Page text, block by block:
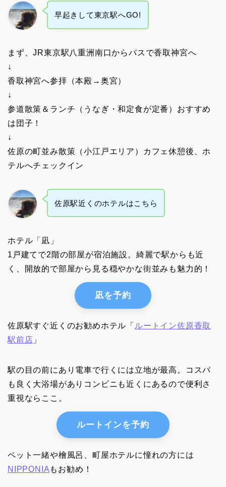
早起きして東京駅へGO!
まず、JR東京駅八重洲南口からバスで香取神宮へ
↓
香取神宮へ参拝（本殿→奥宮）
↓
参道散策＆ランチ（うなぎ・和定食が定番）おすすめ
は団子！
↓
佐原の町並み散策（小江戸エリア）カフェ休憩後、ホ
テルへチェックイン
佐原駅近くのホテルはこちら
ホテル「凪」
1戸建てで2階の部屋が宿泊施設。綺麗で駅からも近
く、開放的で部屋から見る穏やかな街並みも魅力的！
凪を予約
佐原駅すぐ近くのお勧めホテル「 ルートイン佐原香取
駅前店 」
駅の目の前にあり電車で行くには立地が最高。コスパ
も良く大浴場がありコンビニも近くにあるので便利さ
重視ならここ。
ルートインを予約
ペット一緒や檜風呂、町屋ホテルに憧れの方には
NIPPONIA もお勧め！